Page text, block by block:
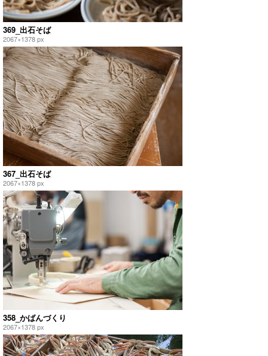
369_出石そば
2067×1378 px
367_出石そば
2067×1378 px
358_かばんづくり
2067×1378 px